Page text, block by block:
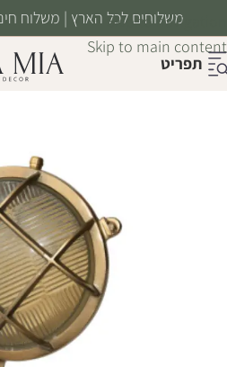
Skip to navigation
Skip to main content
משלוחים לכל הארץ | משלוח חינם
תפריט